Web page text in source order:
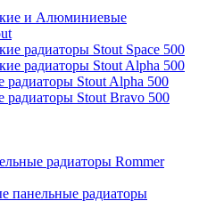
и Алюминиевые
радиаторы Stout Space 500
радиаторы Stout Alpha 500
Stout Alpha 500
Stout Bravo 500
радиаторы Rommer
панельные радиаторы